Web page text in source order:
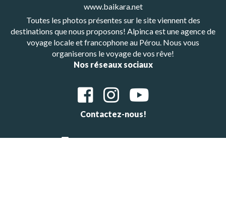
www.baikara.net
Toutes les photos présentes sur le site viennent des
destinations que nous proposons! Alpinca est une agence de
voyage locale et francophone au Pérou. Nous vous
organiserons le voyage de vos rêve!
Nos réseaux sociaux
Contactez-nous!
Whatsapp: +48601647483